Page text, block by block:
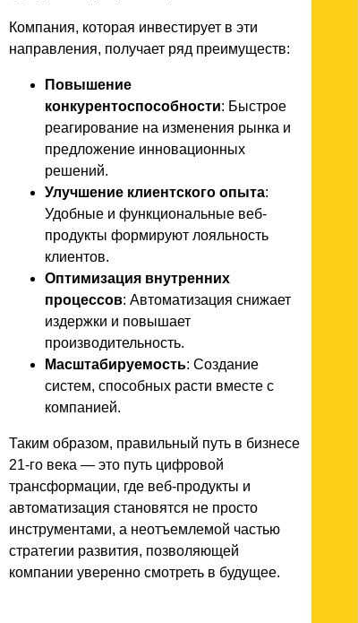
Компания, которая инвестирует в эти
направления, получает ряд преимуществ:
Повышение
конкурентоспособности: Быстрое
реагирование на изменения рынка и
предложение инновационных
решений.
Улучшение клиентского опыта:
Удобные и функциональные веб-
продукты формируют лояльность
клиентов.
Оптимизация внутренних
процессов: Автоматизация снижает
издержки и повышает
производительность.
Масштабируемость: Создание
систем, способных расти вместе с
компанией.
Таким образом, правильный путь в бизнесе
21-го века — это путь цифровой
трансформации, где веб-продукты и
автоматизация становятся не просто
инструментами, а неотъемлемой частью
стратегии развития, позволяющей
компании уверенно смотреть в будущее.